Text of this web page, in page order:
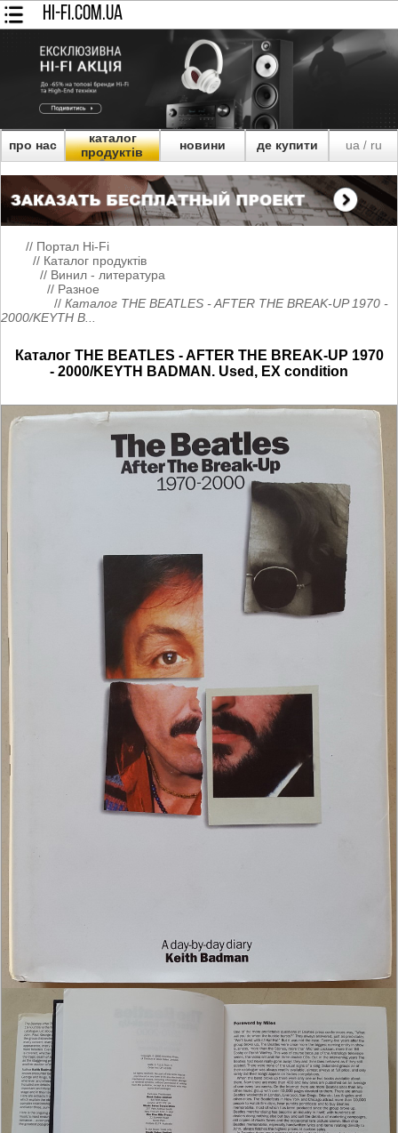
HI-FI.COM.UA
про нас
каталог
продуктів
новини де купити ua/ ru
// Портал Hi-Fi
// Каталог продуктів
// Винил - литература
// Разное
// Каталог THE BEATLES - AFTER THE BREAK-UP 1970 -
2000/KEYTH B...
Каталог THE BEATLES - AFTER THE BREAK-UP 1970
- 2000/KEYTH BADMAN. Used, EX condition